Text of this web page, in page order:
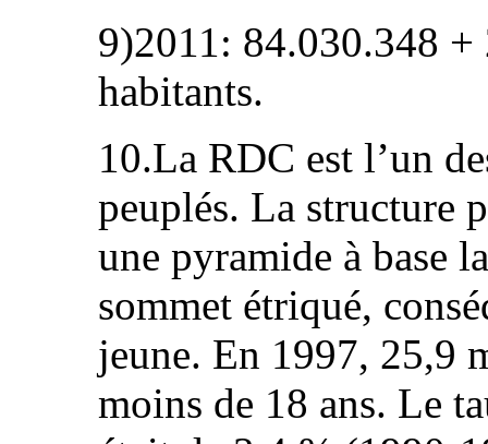
9)2011: 84.030.348
habitants.
10.La RDC est l’un
peuplés. La structure
une pyramide à base
sommet étriqué,
jeune. En 1997, 25,9
moins de 18 ans. Le